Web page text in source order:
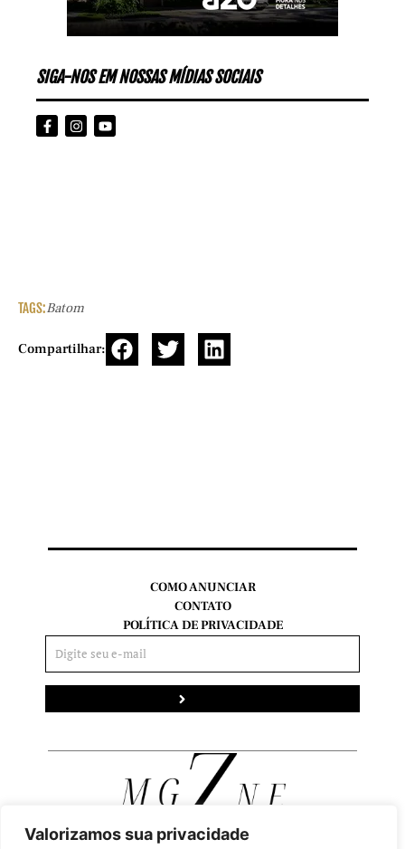
Valorizamos sua privacidade
SIGA-NOS EM NOSSAS MÍDIAS SOCIAIS
TAGS:Batom
Compartilhar:
COMO ANUNCIAR
CONTATO
POLÍTICA DE PRIVACIDADE